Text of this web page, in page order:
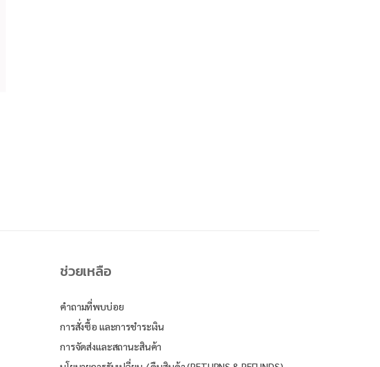
ช่วยเหลือ
คำถามที่พบบ่อย
การสั่งซื้อ และการชำระเงิน
การจัดส่งและสถานะสินค้า